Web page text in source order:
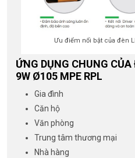
Ưu điểm nổi bật của đèn
ỨNG DỤNG CHUNG
9W Ø105 MPE RPL
Gia đình
Căn hộ
Văn phòng
Trung tâm thương mại
Nhà hàng